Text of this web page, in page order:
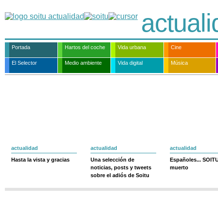
Portada Hartos del coche Vida urbana Cine
El Selector Medio ambiente Vida digital Música
actualidad
Hasta la vista y gracias
actualidad
Una selección de
noticias, posts y tweets
sobre el adiós de Soitu
actualidad
Españoles...
muerto